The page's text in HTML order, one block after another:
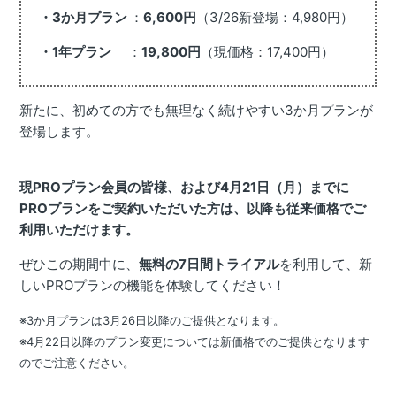
・3か月プラン ：6,600円 （3/26新登場：4,980円）
・1年プラン ：19,800円 （現価格：17,400円）
新たに、初めての方でも無理なく続けやすい3か月プランが
登場します。
現PROプラン会員の皆様、および4月21日（月）までに
PROプランをご契約いただいた方は、以降も従来価格でご
利用いただけます。
ぜひこの期間中に、無料の7日間トライアルを利用して、新
しいPROプランの機能を体験してください！
※3か月プランは3月26日以降のご提供となります。
※4月22日以降のプラン変更については新価格でのご提供となります
のでご注意ください。